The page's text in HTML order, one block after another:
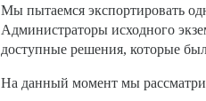
Мы пытаемся экспортировать
Администраторы исходного
доступные решения, которые
На данный момент мы